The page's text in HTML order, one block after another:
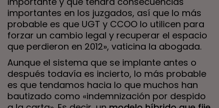
importantes en los juzgados, así que lo más
probable es que UGT y CCOO lo utilicen para
forzar un cambio legal y recuperar el espacio
que perdieron en 2012», vaticina la abogada.
Aunque el sistema que se implante antes o
después todavía es incierto, lo más probable
es que tendamos hacia lo que muchos han
bautizado como «indemnización por despido